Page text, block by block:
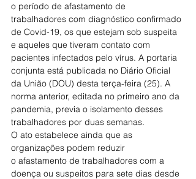
o período de afastamento de
trabalhadores com diagnóstico confirmado
de Covid-19, os que estejam sob suspeita
e aqueles que tiveram contato com
pacientes infectados pelo vírus. A portaria
conjunta está publicada no Diário Oficial
da União (DOU) desta terça-feira (25). A
norma anterior, editada no primeiro ano da
pandemia, previa o isolamento desses
trabalhadores por duas semanas.
O ato estabelece ainda que as
organizações podem reduzir
o afastamento de trabalhadores com a
doença ou suspeitos para sete dias desde